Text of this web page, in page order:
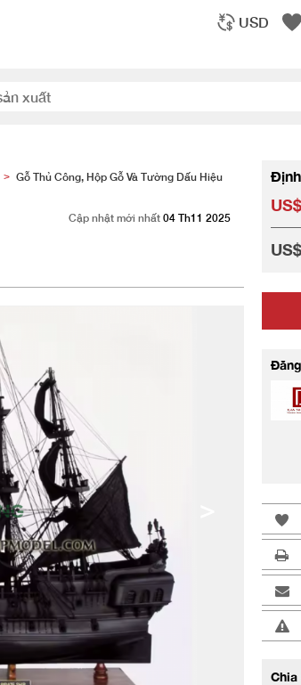
USD
> Gỗ Thủ Công, Hộp Gỗ Và Tường Dấu Hiệu
Cập nhật mới nhất 04 Th11 2025
Chia